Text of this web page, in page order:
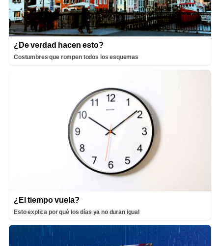
¿De verdad hacen esto?
Costumbres que rompen todos los esquemas
¿El tiempo vuela?
Esto explica por qué los días ya no duran igual